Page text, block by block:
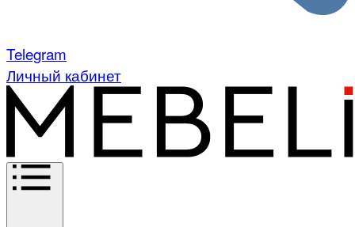
Telegram
Личный кабинет